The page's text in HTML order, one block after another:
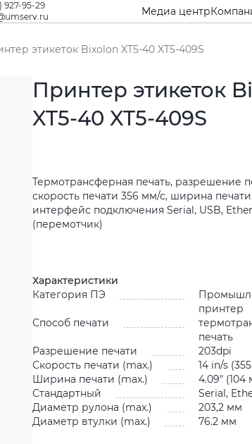
927-95-29
Медиа центр
этикеток Bixolon XT5-40 XT5-409S
Принтер этикеток
XT5-40 XT5-409S
Термотрансферная печать, разрешение
скорость печати 356 мм/с, ширина
интерфейс подключения Serial, USB,
(перемотчик)
Характеристики
Категория ПЭ
принтер
Способ печати
печать
Разрешение печати
203dpi
Скорость печати (max.)
14 in/s
Ширина печати (max.)
4.09″ (104
Стандартный
Serial,
Диаметр рулона (max.)
203,2 мм
Диаметр втулки (max.)
76.2 мм